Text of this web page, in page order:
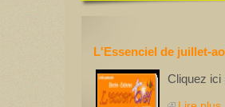
L'Essenciel de juillet-
Cliquez